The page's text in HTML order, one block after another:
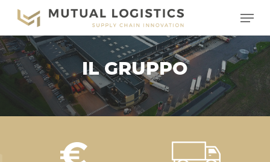
contenuto
principale
Menu
IL GRUPPO